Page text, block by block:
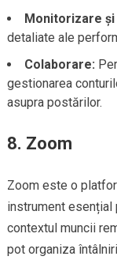
Monitorizare și
detaliate ale
Colaborare:
gestionarea
asupra postărilor.
8. Zoom
Zoom este o
instrument esențial
contextul muncii
pot organiza